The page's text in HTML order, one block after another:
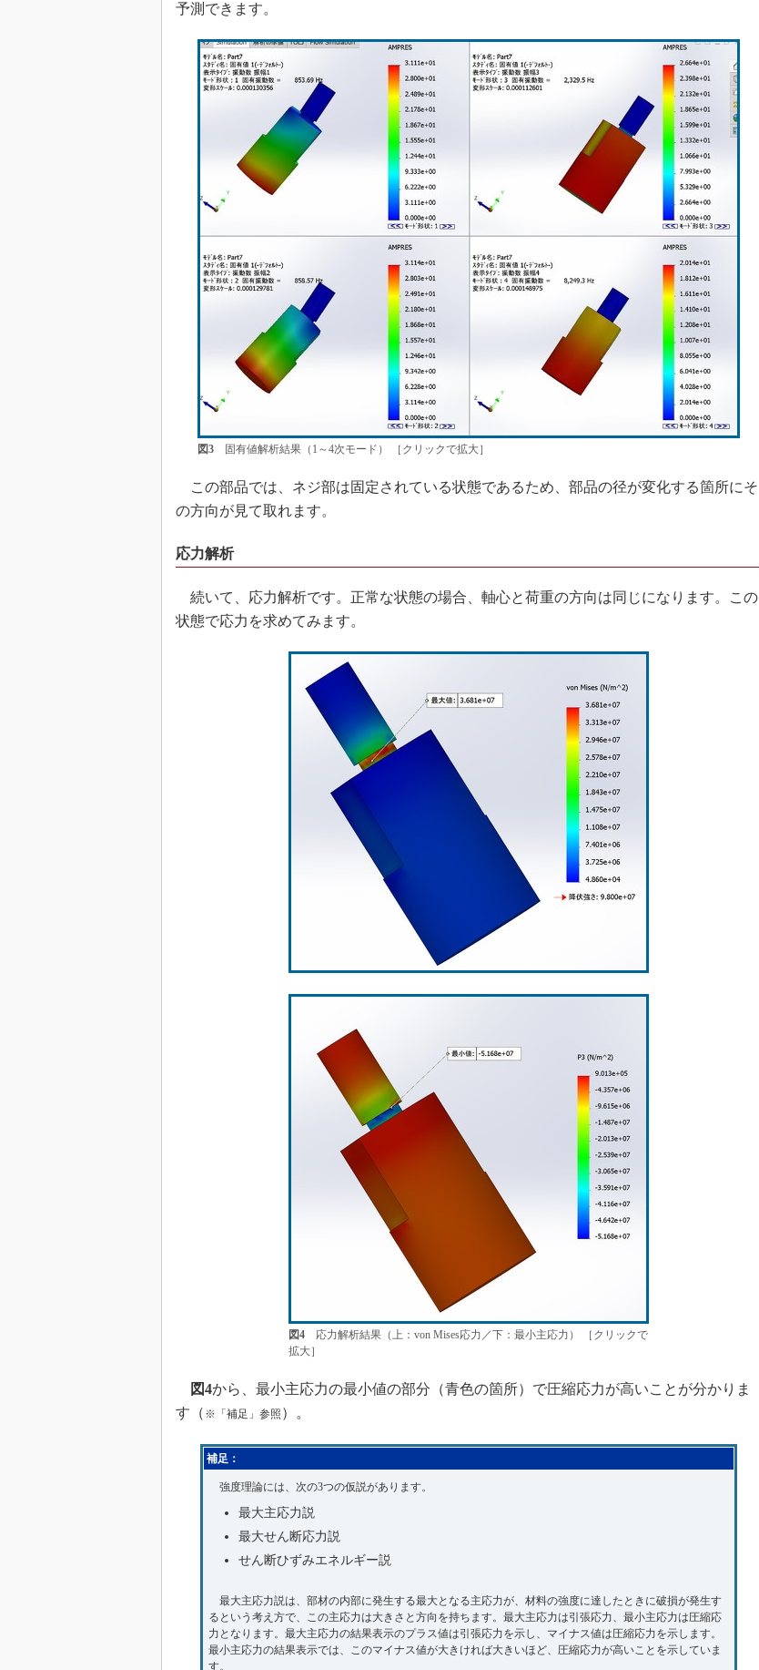
予測できます。
図3固有値解析結果（1～4次モード） ［クリックで拡大］
この部品では、ネジ部は固定されている状態であるため、部品の径が変化する箇所にそ
の方向が見て取れます。
応力解析
続いて、応力解析です。正常な状態の場合、軸心と荷重の方向は同じになります。この
状態で応力を求めてみます。
図4応力解析結果（上：von Mises応力／下：最小主応力） ［クリックで
拡大］
図4から、最小主応力の最小値の部分（青色の箇所）で圧縮応力が高いことが分かりま
す（ ※「補足」参照 ）。
補足：
強度理論には、次の3つの仮説があります。
最大主応力説
最大せん断応力説
せん断ひずみエネルギー説
最大主応力説は、部材の内部に発生する最大となる主応力が、材料の強度に達したときに破損が発生す
るという考え方で、この主応力は大きさと方向を持ちます。最大主応力は引張応力、最小主応力は圧縮応
力となります。最大主応力の結果表示のプラス値は引張応力を示し、マイナス値は圧縮応力を示します。
最小主応力の結果表示では、このマイナス値が大きければ大きいほど、圧縮応力が高いことを示していま
す。